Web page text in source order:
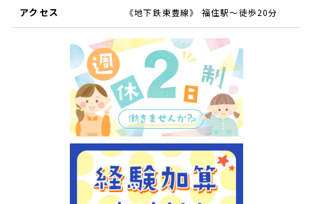
アクセス 《地下鉄東豊線》 福住駅～徒歩20分